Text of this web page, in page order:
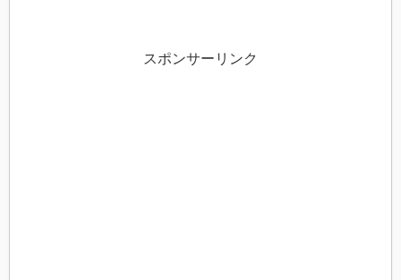
スポンサーリンク